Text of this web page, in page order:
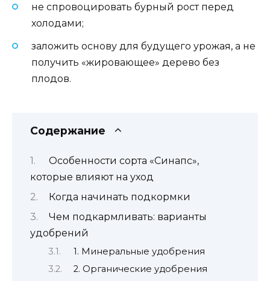
не спровоцировать бурный рост перед
холодами;
заложить основу для будущего урожая, а не
получить «жировающее» дерево без
плодов.
Содержание
Особенности сорта «Синапс»,
которые влияют на уход
Когда начинать подкормки
Чем подкармливать: варианты
удобрений
1. Минеральные удобрения
2. Органические удобрения